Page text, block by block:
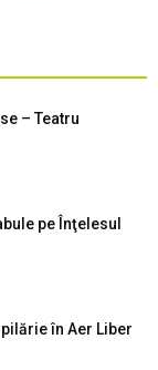
– Teatru
pe Înţelesul
în Aer Liber